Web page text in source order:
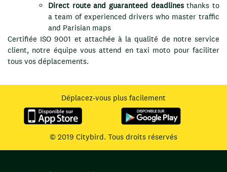
Direct route and guaranteed deadlinesthanks to
a team of experienced drivers who master traffic
and Parisian maps
Certifiée ISO 9001 et attachée à la qualité de notre service
client, notre équipe vous attend en taxi moto pour faciliter
tous vos déplacements.
Déplacez-vous plus facilement
© 2019 Citybird. Tous droits réservés